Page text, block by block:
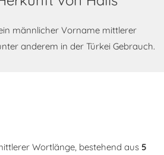
männlicher Vorname mittlerer
anderem in der Türkei Gebrauch.
Wortlänge, bestehend aus 5